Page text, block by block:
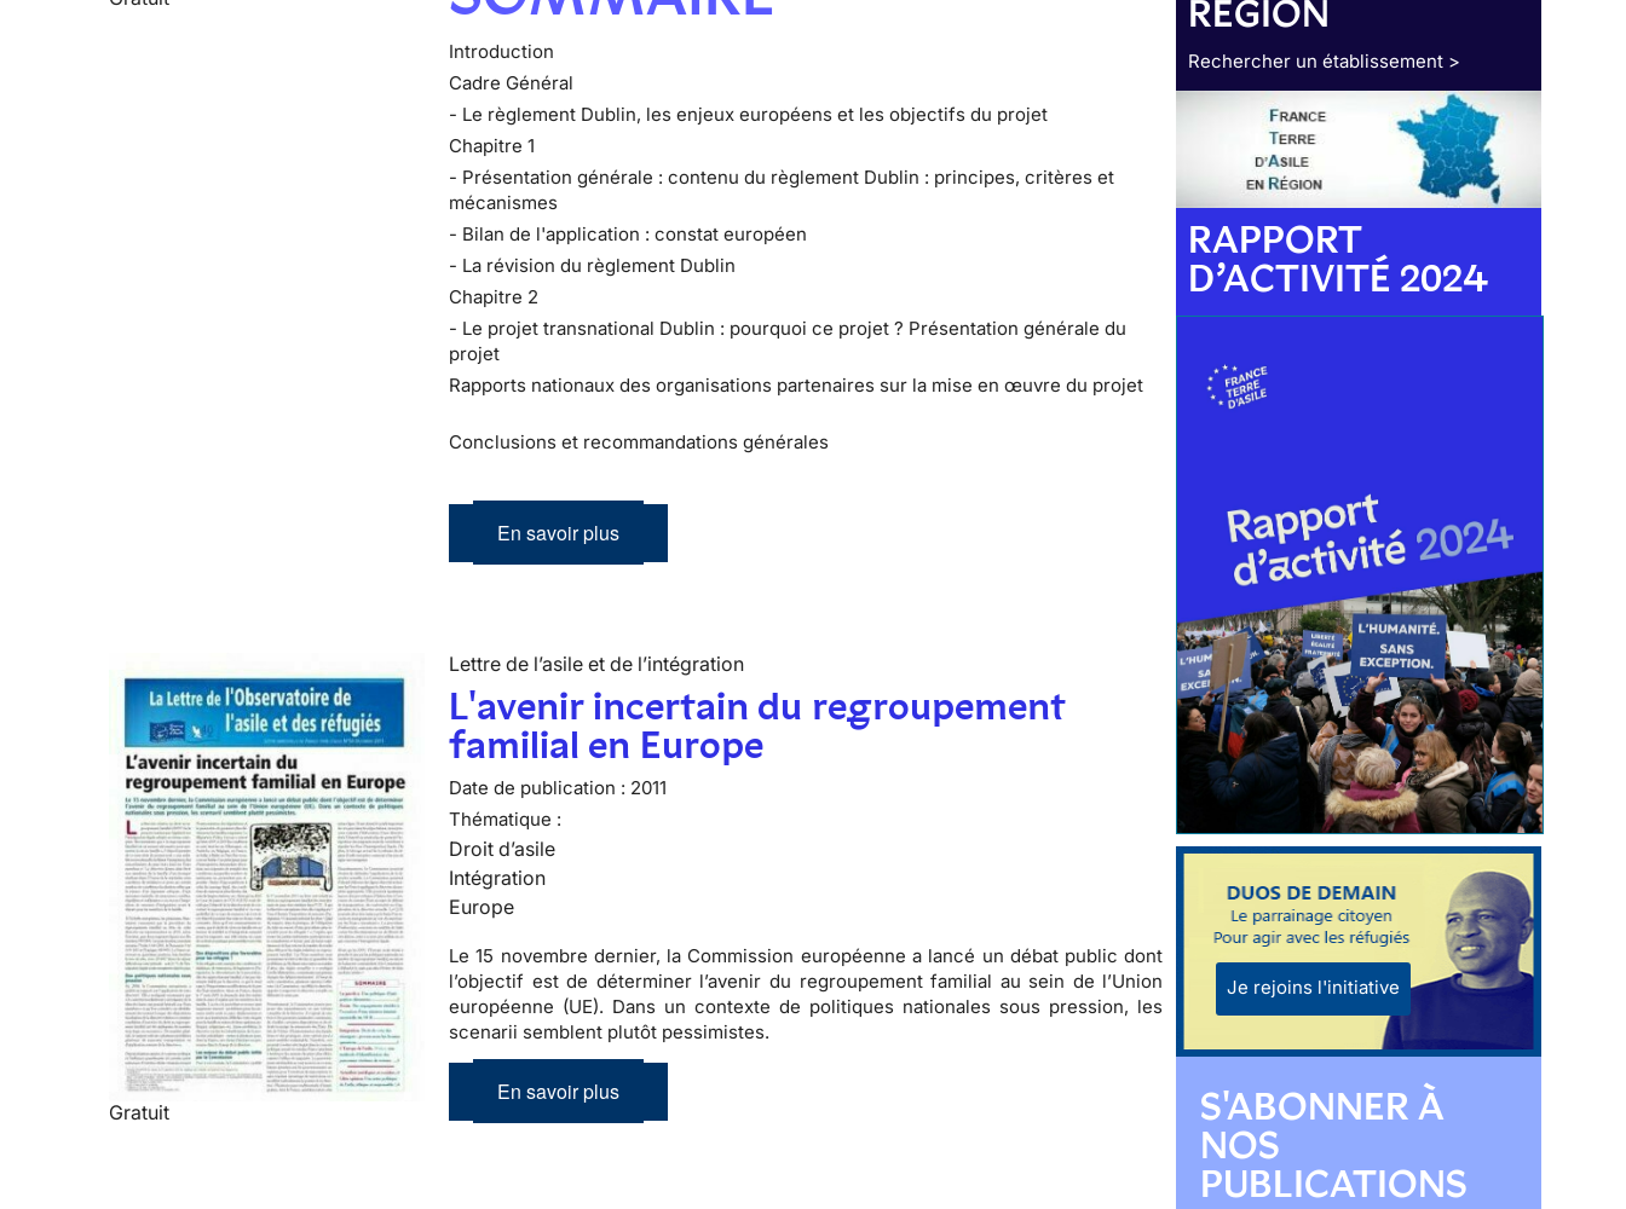
Introduction
Cadre Général
- Le règlement Dublin, les enjeux européens et les objectifs du projet
Chapitre 1
- Présentation générale : contenu du règlement Dublin : principes, critères et
mécanismes
- Bilan de l'application : constat européen
- La révision du règlement Dublin
Chapitre 2
- Le projet transnational Dublin : pourquoi ce projet ? Présentation générale du
projet
Rapports nationaux des organisations partenaires sur la mise en œuvre du projet
Conclusions et recommandations générales
En savoir plus
Gratuit
Lettre de l’asile et de l’intégration
L'avenir incertain du regroupement
familial en Europe
Date de publication : 2011
Thématique :
Droit d’asile
Intégration
Europe
Le 15 novembre dernier, la Commission européenne a lancé un débat public dont
l’objectif est de déterminer l’avenir du regroupement familial au sein de l’Union
européenne (UE). Dans un contexte de politiques nationales sous pression, les
scenarii semblent plutôt pessimistes.
En savoir plus
RÉGION
Rechercher un établissement >
RAPPORT
D’ACTIVITÉ 2024
Je rejoins l'initiative
S'ABONNER À
NOS
PUBLICATIONS